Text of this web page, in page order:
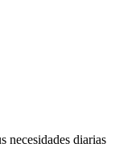
necesidades diarias